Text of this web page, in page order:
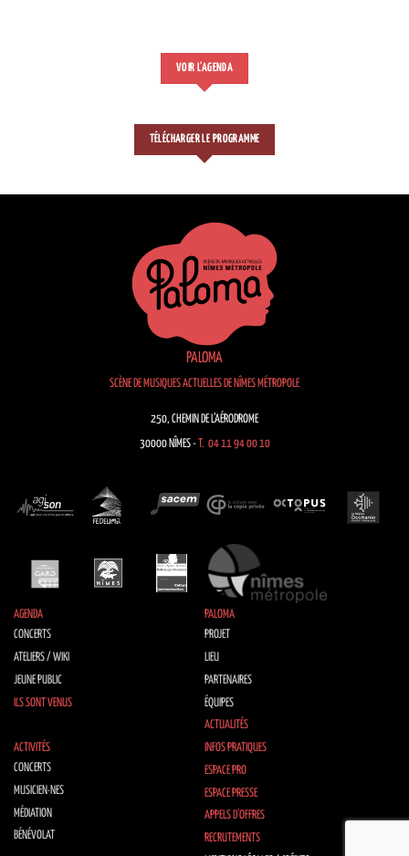
VOIR L'AGENDA
TÉLÉCHARGER LE PROGRAMME
PALOMA
SCÈNE DE MUSIQUES ACTUELLES DE NÎMES MÉTROPOLE
250, CHEMIN DE L’AÉRODROME
30000 NÎMES - T. 04 11 94 00 10
AGENDA
CONCERTS
ATELIERS / WIKI
JEUNE PUBLIC
ILS SONT VENUS
PALOMA
PROJET
LIEU
PARTENAIRES
ÉQUIPES
ACTUALITÉS
ACTIVITÉS
CONCERTS
MUSICIEN·NES
MÉDIATION
BÉNÉVOLAT
INFOS PRATIQUES
ESPACE PRO
ESPACE PRESSE
APPELS D’OFFRES
RECRUTEMENTS